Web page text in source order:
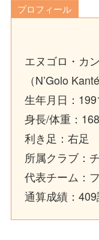
プロフィール
エヌゴロ・カ
（N’Golo Kanté
生年月日：
身長/体重：
利き足：右足
所属クラブ：
代表チーム：
通算成績：